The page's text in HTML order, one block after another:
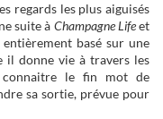
regards les plus aiguisés
suite à Champagne Lifeet
basé sur une
il donne vie à travers les
connaitre le fin mot de
sa sortie, prévue pour